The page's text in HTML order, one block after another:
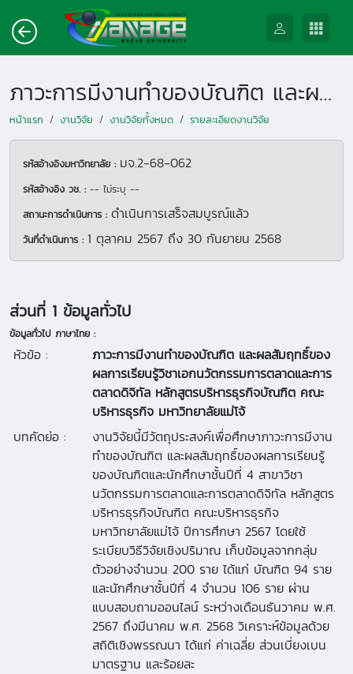
ภาวะการมีงานทำของบัณฑิต และผลสัมฤทธิ์ของผลการเรียนรู้วิชาเอกนวัตกรรมการตลาดและการตลาดดิจิทัล หลักสูตรบริหารธุรกิจบัณฑิต คณะบริหารธุรกิจ มหาวิทยาลัยแม่โจ้
หน้าแรก งานวิจัย งานวิจัยทั้งหมด รายละเอียดงานวิจัย
รหัสอ้างอิงมหาวิทยาลัย : มจ.2-68-062
รหัสอ้างอิง วช. : -- ไม่ระบุ --
สถานะการดำเนินการ : ดำเนินการเสร็จสมบูรณ์แล้ว
วันที่ดำเนินการ : 1 ตุลาคม 2567 ถึง 30 กันยายน 2568
ส่วนที่ 1 ข้อมูลทั่วไป
ข้อมูลทั่วไป ภาษาไทย :
หัวข้อ :
ภาวะการมีงานทำของบัณฑิต และผลสัมฤทธิ์ของ
ผลการเรียนรู้วิชาเอกนวัตกรรมการตลาดและการ
ตลาดดิจิทัล หลักสูตรบริหารธุรกิจบัณฑิต คณะ
บริหารธุรกิจ มหาวิทยาลัยแม่โจ้
บทคัดย่อ :
งานวิจัยนี้มีวัตถุประสงค์เพื่อศึกษาภาวะการมีงาน
ทำของบัณฑิต และผลสัมฤทธิ์ของผลการเรียนรู้
ของบัณฑิตและนักศึกษาชั้นปีที่ 4 สาขาวิชา
นวัตกรรมการตลาดและการตลาดดิจิทัล หลักสูตร
บริหารธุรกิจบัณฑิต คณะบริหารธุรกิจ
มหาวิทยาลัยแม่โจ้ ปีการศึกษา 2567 โดยใช้
ระเบียบวิธีวิจัยเชิงปริมาณ เก็บข้อมูลจากกลุ่ม
ตัวอย่างจำนวน 200 ราย ได้แก่ บัณฑิต 94 ราย
และนักศึกษาชั้นปีที่ 4 จำนวน 106 ราย ผ่าน
แบบสอบถามออนไลน์ ระหว่างเดือนธันวาคม พ.ศ.
2567 ถึงมีนาคม พ.ศ. 2568 วิเคราะห์ข้อมูลด้วย
สถิติเชิงพรรณนา ได้แก่ ค่าเฉลี่ย ส่วนเบี่ยงเบน
มาตรฐาน และร้อยละ